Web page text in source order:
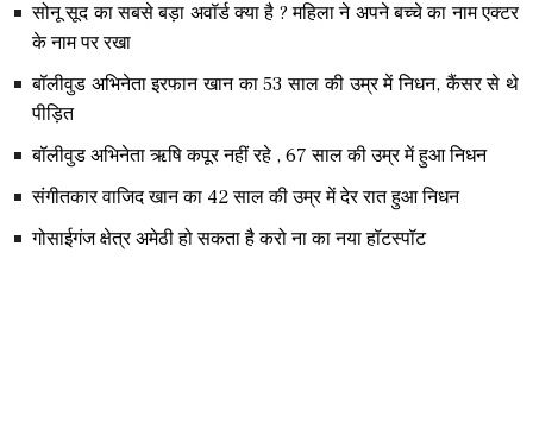
सोनू सूद का सबसे बड़ा अवॉर्ड क्या है ? महिला ने अपने बच्चे का नाम एक्टर
के नाम पर रखा
बॉलीवुड अभिनेता इरफान खान का 53 साल की उम्र में निधन, कैंसर से थे
पीड़ित
बॉलीवुड अभिनेता ऋषि कपूर नहीं रहे , 67 साल की उम्र में हुआ निधन
संगीतकार वाजिद खान का 42 साल की उम्र में देर रात हुआ निधन
गोसाईगंज क्षेत्र अमेठी हो सकता है करो ना का नया हॉटस्पॉट